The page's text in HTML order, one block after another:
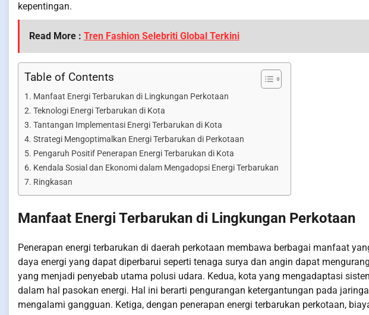
kepentingan.
Read More : Tren Fashion Selebriti Global Terkini
Table of Contents
Manfaat Energi Terbarukan di Lingkungan Perkotaan
Teknologi Energi Terbarukan di Kota
Tantangan Implementasi Energi Terbarukan di Kota
Strategi Mengoptimalkan Energi Terbarukan di Perkotaan
Pengaruh Positif Penerapan Energi Terbarukan di Kota
Kendala Sosial dan Ekonomi dalam Mengadopsi Energi Terbarukan
Ringkasan
Manfaat Energi Terbarukan di Lingkungan Perkotaan
Penerapan energi terbarukan di daerah perkotaan membawa berbagai manfaat
daya energi yang dapat diperbarui seperti tenaga surya dan angin dapat
yang menjadi penyebab utama polusi udara. Kedua, kota yang mengadaptasi
dalam hal pasokan energi. Hal ini berarti pengurangan ketergantungan pada
mengalami gangguan. Ketiga, dengan penerapan energi terbarukan perkotaan,